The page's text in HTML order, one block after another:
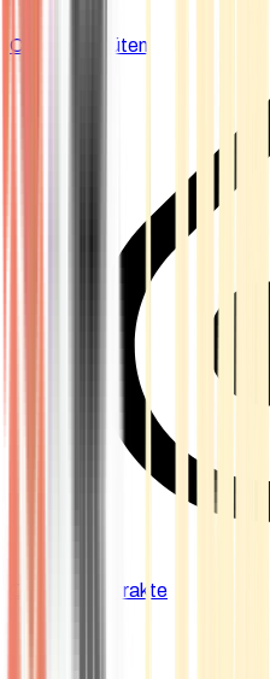
Cannabis Blüten
Cannabis Extrakte